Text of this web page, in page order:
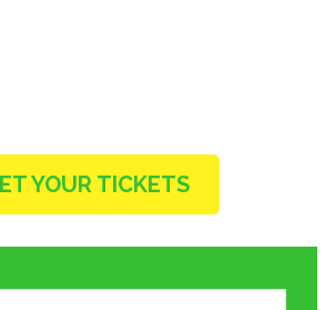
YOUR TICKETS